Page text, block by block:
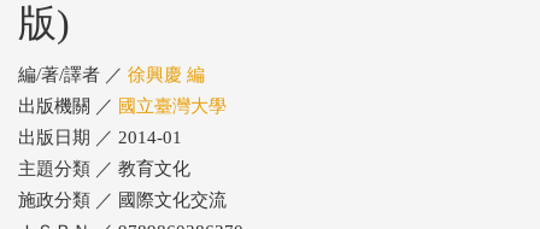
版)
編/著/譯者 ／ 徐興慶 編
出版機關 ／ 國立臺灣大學
出版日期 ／ 2014-01
主題分類 ／ 教育文化
施政分類 ／ 國際文化交流